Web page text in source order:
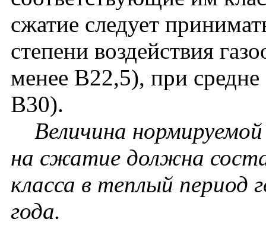
сжатие следует
степени воздействия
менее В22,5), при
В30).
Величина
на сжатие должна
класса в теплый период
года.